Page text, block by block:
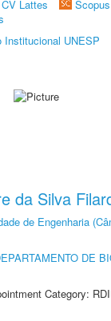
CV Lattes Scopus
Institucional UNESP
da Silva
de Engenharia
DE
Category: